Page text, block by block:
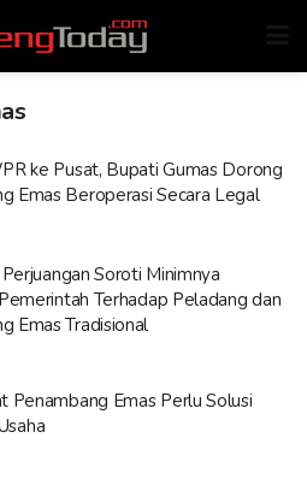
ke Pusat, Bupati Gumas Dorong
Emas Beroperasi Secara Legal
Soroti Minimnya
Terhadap Peladang dan
Emas Tradisional
Penambang Emas Perlu Solusi